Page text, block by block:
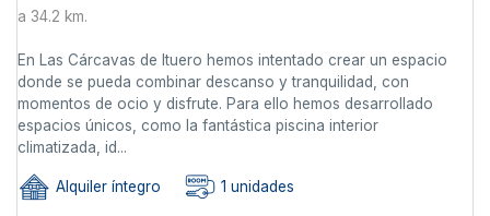
a 34.2 km.
En Las Cárcavas de Ituero hemos intentado crear un espacio
donde se pueda combinar descanso y tranquilidad, con
momentos de ocio y disfrute. Para ello hemos desarrollado
espacios únicos, como la fantástica piscina interior
climatizada, id...
Alquiler íntegro 1 unidades